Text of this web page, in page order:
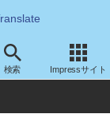
検索 Impressサイト